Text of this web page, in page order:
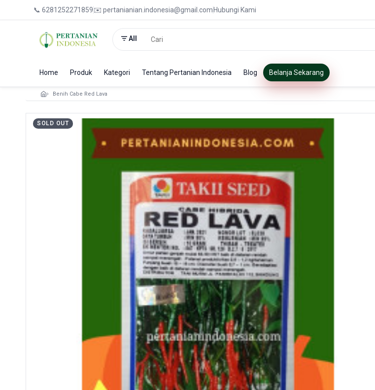
📞 6281252271859✉️ pertanianian.indonesia@gmail.com Hubungi Kami
All
Home Produk Kategori Tentang Pertanian Indonesia Blog Belanja Sekarang
Benih Cabe Red Lava
SOLD OUT